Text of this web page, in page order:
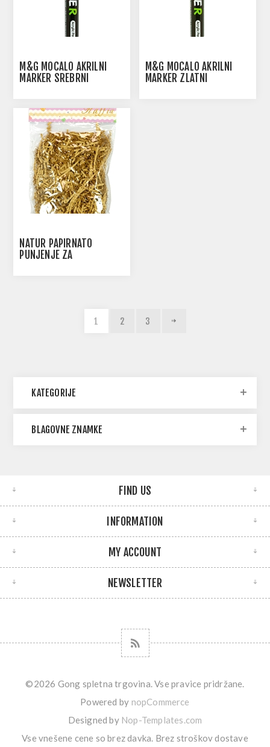
M&G MOCALO AKRILNI
MARKER SREBRNI
M&G MOCALO AKRILNI
MARKER ZLATNI
NATUR PAPIRNATO
PUNJENJE ZA
1 2 3
KATEGORIJE
BLAGOVNE ZNAMKE
FIND US
INFORMATION
MY ACCOUNT
NEWSLETTER
©2026 Gong spletna trgovina. Vse pravice pridržane.
Powered by nopCommerce
Designed by Nop-Templates.com
Vse vnešene cene so brez davka. Brez stroškov dostave